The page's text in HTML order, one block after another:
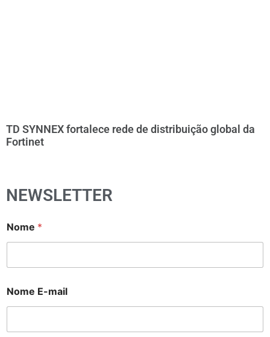
TD SYNNEX fortalece rede de distribuição global da
Fortinet
NEWSLETTER
Nome *
Nome E-mail